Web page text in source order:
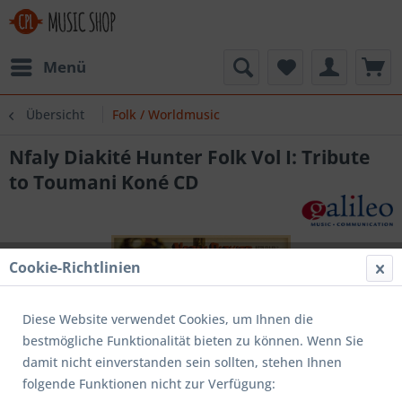
Menü
Übersicht Folk / Worldmusic
Nfaly Diakité Hunter Folk Vol I: Tribute
to Toumani Koné CD
Cookie-Richtlinien
Diese Website verwendet Cookies, um Ihnen die
bestmögliche Funktionalität bieten zu können. Wenn Sie
damit nicht einverstanden sein sollten, stehen Ihnen
folgende Funktionen nicht zur Verfügung: